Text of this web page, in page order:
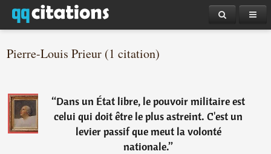
Pierre-Louis Prieur (1 citation)
“Dans un État libre, le pouvoir militaire est
celui qui doit être le plus astreint. C'est un
levier passif que meut la volonté
nationale.”